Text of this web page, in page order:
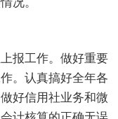
报工作。做好重要
。认真搞好全年各
好信用社业务和微